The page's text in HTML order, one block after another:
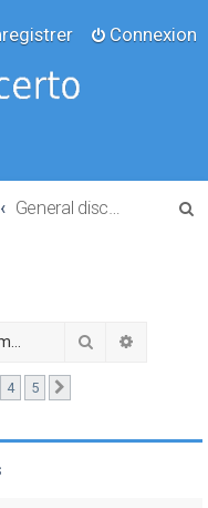
Connexion
Rechercher
4 5